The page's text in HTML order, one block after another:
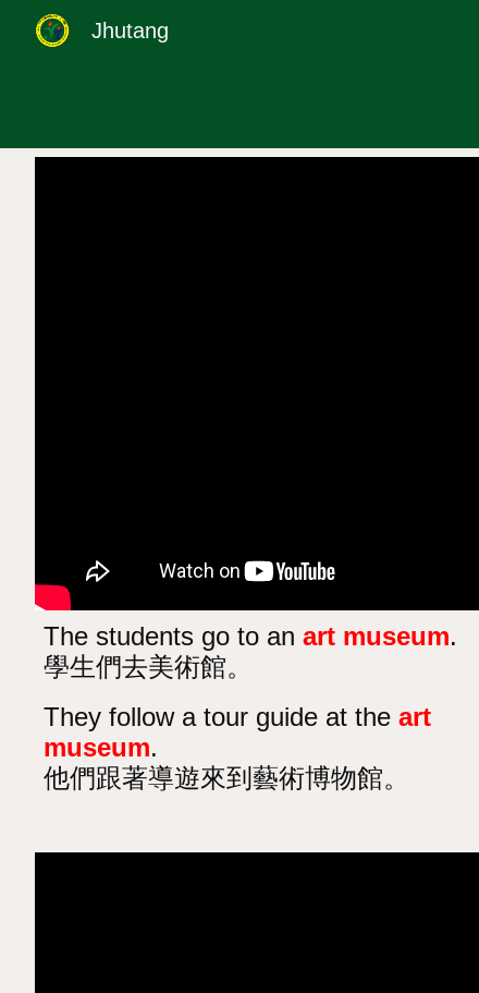
Jhutang
The students go to an art museum.
學生們去美術館。
They follow a tour guide at theart
museum.
他們跟著導遊來到藝術博物館。